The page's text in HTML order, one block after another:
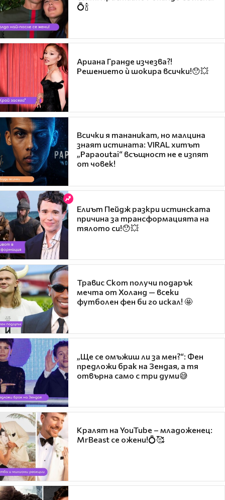
💍🍾
Ариана Гранде изчезва?!
Решението ѝ шокира всички!😯💥
Всички я тананикат, но малцина
знаят истината: VIRAL хитът
„Papaoutai“ всъщност не е изпят
от човек!
Елиът Пейдж разкри истинската
причина за трансформацията на
тялото си!😯💥
Травис Скот получи подарък
мечта от Холанд — всеки
футболен фен би го искал! 🤩
„Ще се омъжиш ли за мен?“: Фен
предложи брак на Зендая, а тя
отвърна само с три думи😅
Кралят на YouTube – младоженец:
MrBeast се ожени!💍🥰